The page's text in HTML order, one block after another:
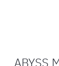
ABYSS